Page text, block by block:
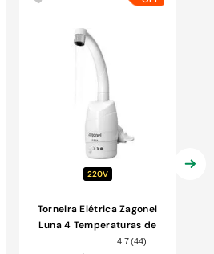
220V
Torneira Elétrica Zagonel
Luna 4 Temperaturas de
Parede Branca 5500W
4.7(44)